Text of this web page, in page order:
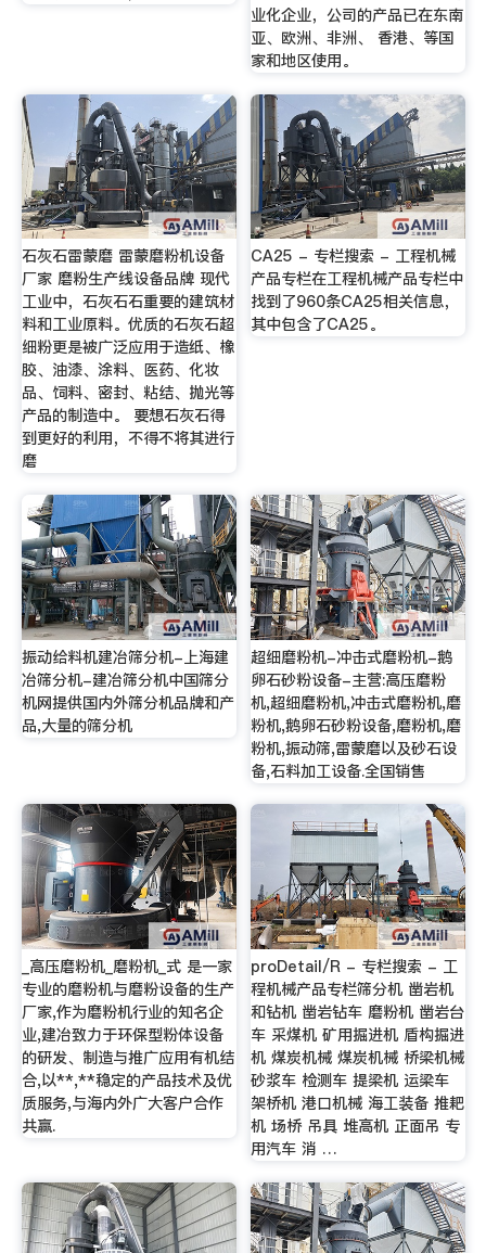
业化企业，公司的产品已在东南
亚、欧洲、非洲、 香港、等国
家和地区使用。
石灰石雷蒙磨 雷蒙磨粉机设备
厂家 磨粉生产线设备品牌 现代
工业中，石灰石石重要的建筑材
料和工业原料。优质的石灰石超
细粉更是被广泛应用于造纸、橡
胶、油漆、涂料、医药、化妆
品、饲料、密封、粘结、抛光等
产品的制造中。 要想石灰石得
到更好的利用，不得不将其进行
磨
CA25 - 专栏搜索 - 工程机械
产品专栏在工程机械产品专栏中
找到了960条CA25相关信息，
其中包含了CA25。
振动给料机建冶筛分机-上海建
冶筛分机-建冶筛分机中国筛分
机网提供国内外筛分机品牌和产
品,大量的筛分机
超细磨粉机-冲击式磨粉机-鹅
卵石砂粉设备-主营:高压磨粉
机,超细磨粉机,冲击式磨粉机,磨
粉机,鹅卵石砂粉设备,磨粉机,磨
粉机,振动筛,雷蒙磨以及砂石设
备,石料加工设备.全国销售
_高压磨粉机_磨粉机_式 是一家
专业的磨粉机与磨粉设备的生产
厂家,作为磨粉机行业的知名企
业,建冶致力于环保型粉体设备
的研发、制造与推广应用有机结
合,以**,**稳定的产品技术及优
质服务,与海内外广大客户合作
共赢.
proDetail/R - 专栏搜索 - 工
程机械产品专栏筛分机 凿岩机
和钻机 凿岩钻车 磨粉机 凿岩台
车 采煤机 矿用掘进机 盾构掘进
机 煤炭机械 煤炭机械 桥梁机械
砂浆车 检测车 提梁机 运梁车
架桥机 港口机械 海工装备 推耙
机 场桥 吊具 堆高机 正面吊 专
用汽车 消 …